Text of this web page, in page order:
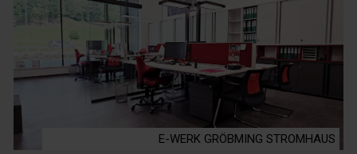
E-WERK GRÖBMING STROMHAUS